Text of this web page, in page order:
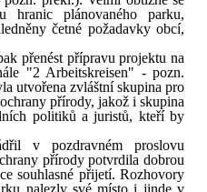
plánovaného parku,
četné požadavky obcí,
přenést přípravu projektu na
"2 Arbeitskreisen" - pozn.
utvořena zvláštní skupina pro
přírody, jakož i skupina
politiků a juristů, kteří by
v pozdravném proslovu
přírody potvrdila dobrou
souhlasné přijetí. Rozhovory
nalezly své místo i jinde v